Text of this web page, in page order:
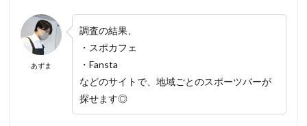
あずま
調査の結果、
・スポカフェ
・Fansta
などのサイトで、地域ごとのスポーツバーが
探せます◎